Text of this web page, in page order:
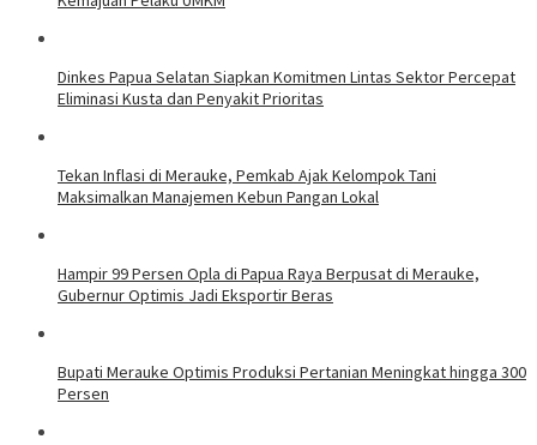
Dinkes Papua Selatan Siapkan Komitmen Lintas Sektor Percepat
Eliminasi Kusta dan Penyakit Prioritas
Tekan Inflasi di Merauke, Pemkab Ajak Kelompok Tani
Maksimalkan Manajemen Kebun Pangan Lokal
Hampir 99 Persen Opla di Papua Raya Berpusat di Merauke,
Gubernur Optimis Jadi Eksportir Beras
Bupati Merauke Optimis Produksi Pertanian Meningkat hingga 300
Persen